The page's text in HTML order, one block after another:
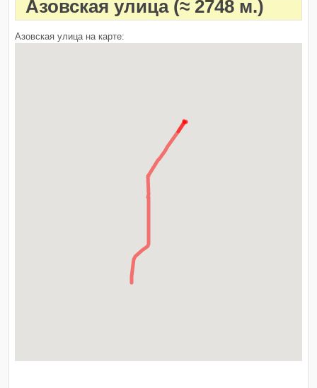
Азовская улица (≈ 2748 м.)
Азовская улица на карте: